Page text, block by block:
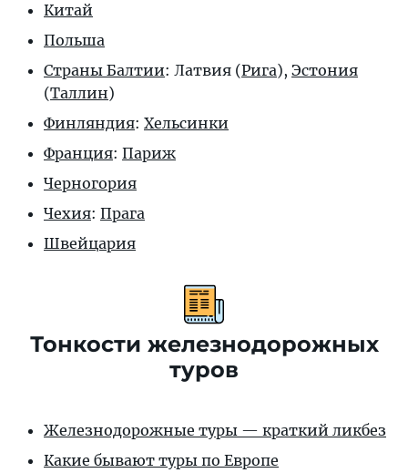
Китай
Польша
Страны Балтии: Латвия (Рига), Эстония
(Таллин)
Финляндия: Хельсинки
Франция: Париж
Черногория
Чехия: Прага
Швейцария
Тонкости железнодорожных
туров
Железнодорожные туры — краткий ликбез
Какие бывают туры по Европе